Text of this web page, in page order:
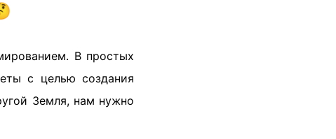
В простых
с целью создания
Земля, нам нужно